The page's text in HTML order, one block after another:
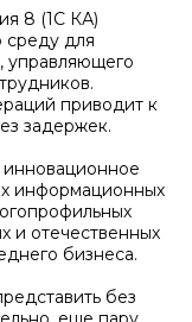
8 (1С КА)
для
управляющего
приводит к
задержек.
информационных
и отечественных
бизнеса.
без